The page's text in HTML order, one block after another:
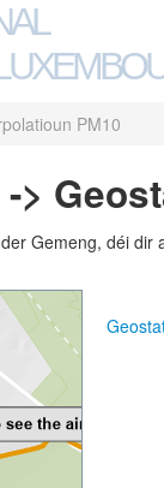
PM10
>
Gemeng, déi